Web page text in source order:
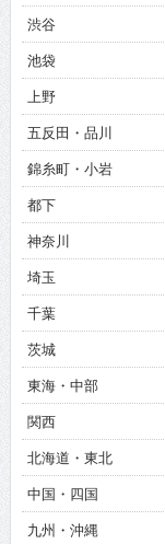
渋谷
池袋
上野
五反田・品川
錦糸町・小岩
都下
神奈川
埼玉
千葉
茨城
東海・中部
関西
北海道・東北
中国・四国
九州・沖縄